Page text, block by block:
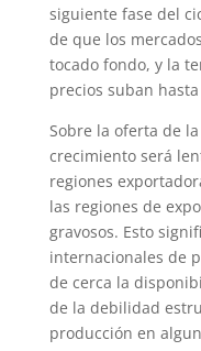
siguiente fase del
de que los
tocado fondo, y la
precios suban hasta
Sobre la oferta de
crecimiento será
regiones
las regiones de
gravosos. Esto
internacionales de
de cerca la
de la debilidad
producción en